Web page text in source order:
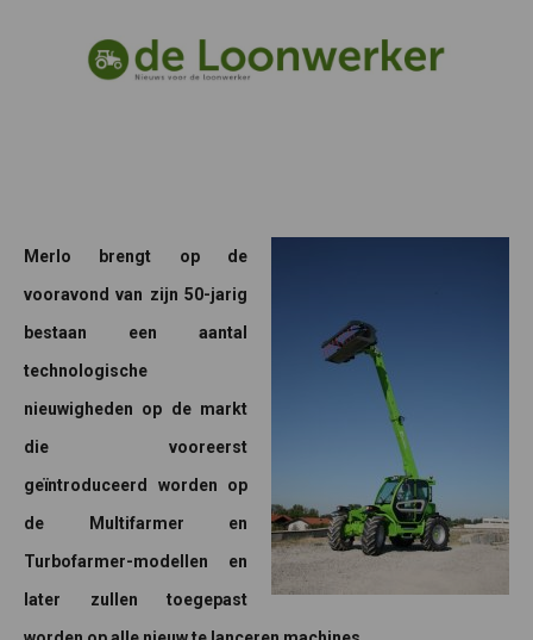
Merlo brengt op de
vooravond van zijn 50-jarig
bestaan een aantal
technologische
nieuwigheden op de markt
die vooreerst
geïntroduceerd worden op
de Multifarmer en
Turbofarmer-modellen en
later zullen toegepast